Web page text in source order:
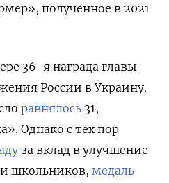
полученное в 2021
36-я награда главы
России в Украину.
равнялось 31,
Однако с тех пор
за вклад в улучшение
школьников, медаль